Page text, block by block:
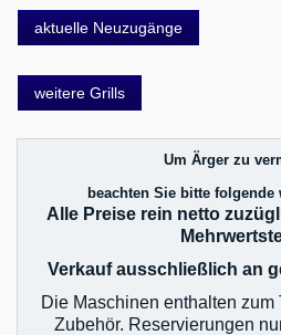
aktuelle Neuzugänge
weitere Grills
Um Ärger zu
beachten Sie bitte folgende
Alle Preise rein netto
Verkauf ausschließlich an
Die Maschinen enthalten
Zubehör. Reservierungen